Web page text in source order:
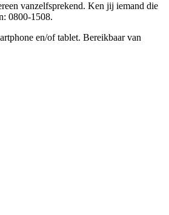
vanzelfsprekend. Ken jij iemand die
0800-1508.
en/of tablet. Bereikbaar van